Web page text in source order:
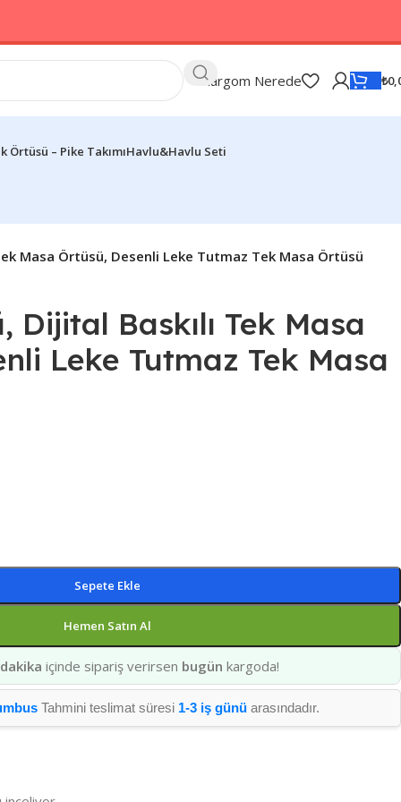
Kargom Nerede ₺
Örtüsü – Pike TakımıHavlu&Havlu Seti
Masa Örtüsü, Desenli Leke Tutmaz Tek Masa Örtüsü
Dijital Baskılı Tek Masa
Leke Tutmaz Tek Masa
Sepete Ekle
Hemen Satın Al
içinde sipariş verirsen bugün kargoda!
Tahmini teslimat süresi 1-3 iş günüarasındadır.